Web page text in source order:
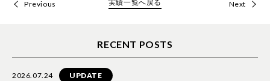
Previous 実績一覧へ戻る Next
RECENT POSTS
2026.07.24 UPDATE